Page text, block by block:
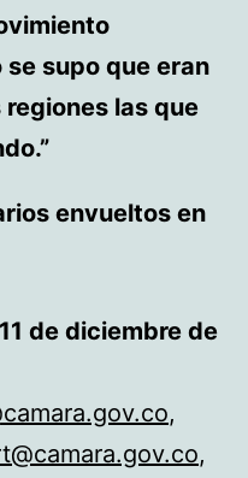
supo que eran
las que
envueltos en
de diciembre de
,
,